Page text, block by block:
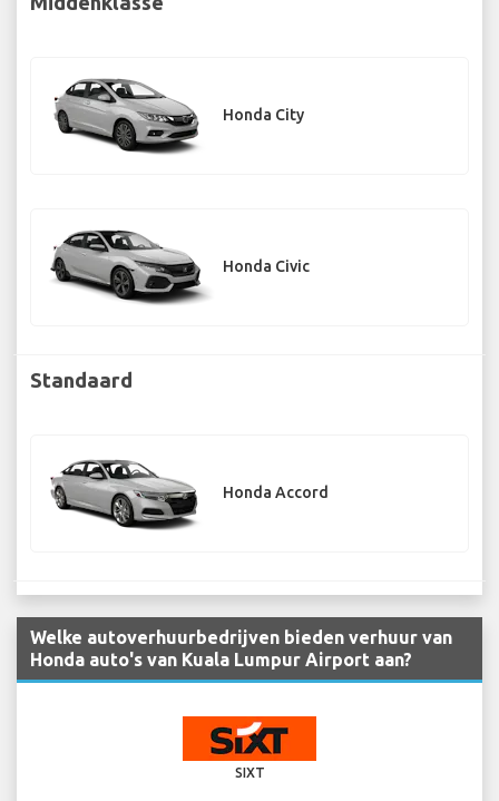
Honda City
Honda Civic
Standaard
Honda Accord
Welke autoverhuurbedrijven bieden verhuur van
Honda auto's van Kuala Lumpur Airport aan?
SIXT